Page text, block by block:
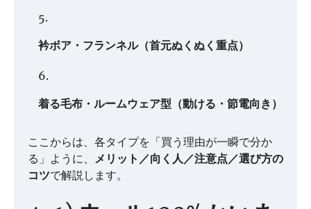
衿ボア・フランネル（首元ぬくぬく重点）
着る毛布・ルームウェア型（動ける・節電向き）
ここからは、各タイプを「買う理由が一瞬で分か
る」ように、
メリット／向く人／注意点／選び方の
コツで解説します。